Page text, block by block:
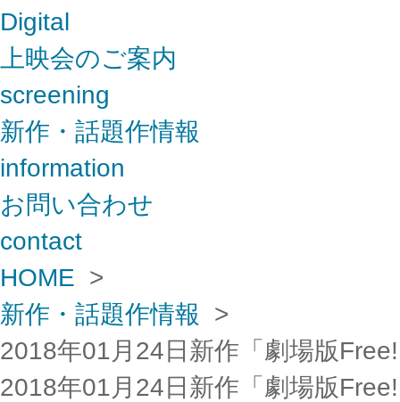
Digital
上映会のご案内
screening
新作・話題作情報
information
お問い合わせ
contact
HOME >
新作・話題作情報 >
2018年01月24日新作「劇場版
2018年01月24日新作「劇場版